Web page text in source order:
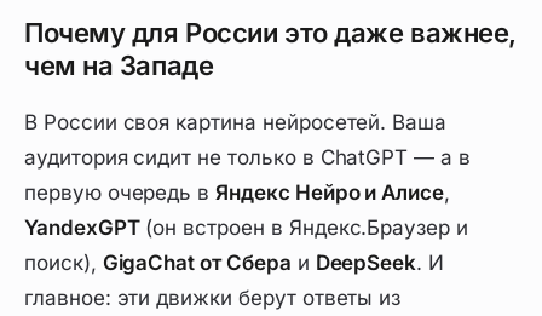
Почему для России это даже важнее,
чем на Западе
В России своя картина нейросетей. Ваша
аудитория сидит не только в ChatGPT — а в
первую очередь вЯндекс Нейро и Алисе,
YandexGPT(он встроен в Яндекс.Браузер и
поиск), GigaChat от Сбера и DeepSeek. И
главное: эти движки берут ответы из